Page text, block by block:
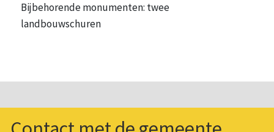
Bijbehorende monumenten: twee
landbouwschuren